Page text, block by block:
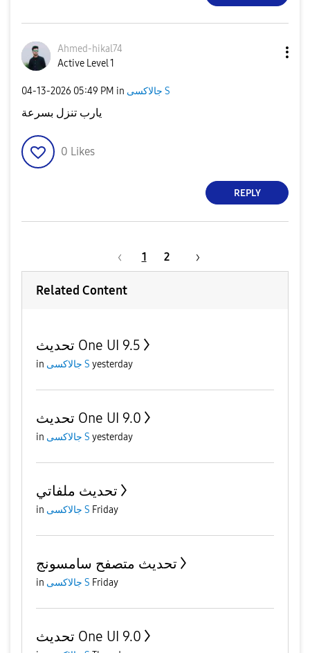
Ahmed-hikal74
Active Level 1
‎04-13-2026 05:49 PM in جالاكسى S
يارب تنزل بسرعة
0 Likes
REPLY
1 2
Related Content
تحديث One UI 9.5
in جالاكسى S yesterday
تحديث One UI 9.0
in جالاكسى S yesterday
تحديث ملفاتي
in جالاكسى S Friday
تحديث متصفح سامسونج
in جالاكسى S Friday
تحديث One UI 9.0